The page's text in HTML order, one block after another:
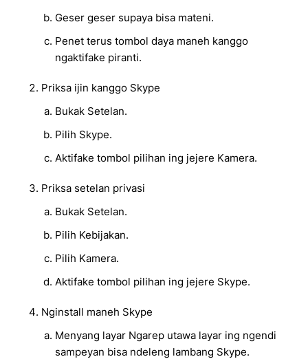
Geser geser supaya bisa mateni.
Penet terus tombol daya maneh kanggo
ngaktifake piranti.
Priksa ijin kanggo Skype
Bukak Setelan.
Pilih Skype.
Aktifake tombol pilihan ing jejere Kamera.
Priksa setelan privasi
Bukak Setelan.
Pilih Kebijakan.
Pilih Kamera.
Aktifake tombol pilihan ing jejere Skype.
Nginstall maneh Skype
Menyang layar Ngarep utawa layar ing ngendi
sampeyan bisa ndeleng lambang Skype.